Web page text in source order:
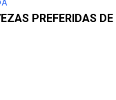
PREFERIDAS